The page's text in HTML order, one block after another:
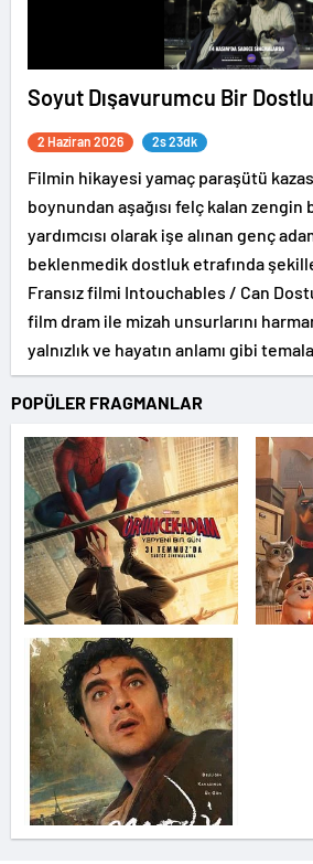
Soyut Dışavurumcu Bir
2 Haziran 2026 2s 23dk
Filmin hikayesi yamaç paraşütü
boynundan aşağısı felç kalan zengin
yardımcısı olarak işe alınan genç
beklenmedik dostluk etrafında
Fransız filmi Intouchables / Can
film dram ile mizah unsurlarını
yalnızlık ve hayatın anlamı gibi
POPÜLER FRAGMANLAR